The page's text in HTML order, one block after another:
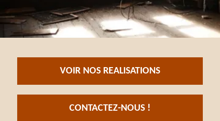
VOIR NOS REALISATIONS
CONTACTEZ-NOUS !